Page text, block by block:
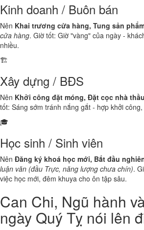
Kinh doanh / Buôn bán
Nên Khai trương cửa hàng, Tung sản
cửa hàng. Giờ tốt: Giờ "vàng" của ngày -
nhiều.
🏗️
Xây dựng / BĐS
Nên Khởi công đặt móng, Đặt cọc nhà thầu
tốt: Sáng sớm tránh nắng gắt - hợp khởi
🎓
Học sinh / Sinh viên
Nên Đăng ký khoá học mới, Bắt đầu
luận văn (đầu Trực, năng lượng chưa chín).
việc học mới, đêm khuya cho ôn tập sâu.
Can Chi, Ngũ hành
ngày Quý Tỵ nói lên